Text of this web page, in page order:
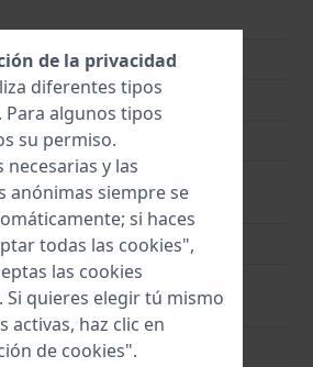
Pulsera de eslabones
22 mm
22 mm
20 mm
Oro rosado
Cierre desplegable con
botones pulsadores
Oro rosado
de la privacidad
diferentes tipos
. Para algunos tipos
su permiso.
necesarias y las
anónimas siempre se
si haces
todas las cookies",
las cookies
Si quieres elegir tú mismo
activas, haz clic en
de cookies".